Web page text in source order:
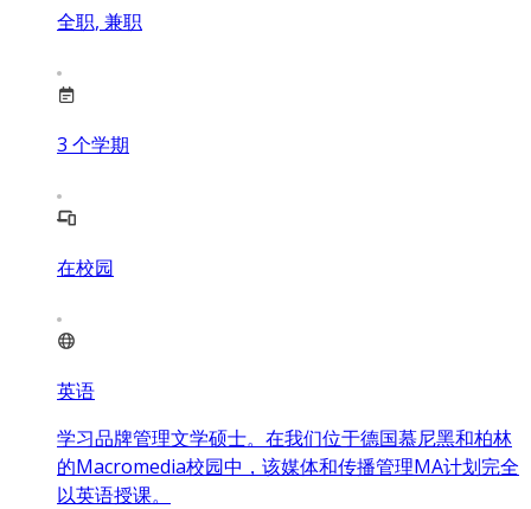
全职, 兼职
3 个学期
在校园
英语
学习品牌管理文学硕士。在我们位于德国慕尼黑和柏林
的Macromedia校园中，该媒体和传播管理MA计划完全
以英语授课。